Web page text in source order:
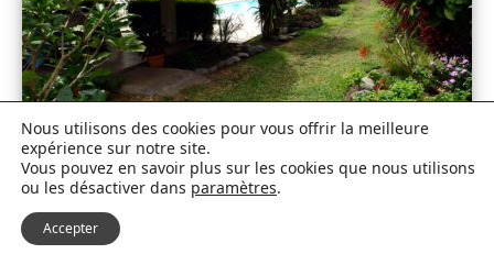
Écolodge Punaauia Pension de la
Nous utilisons des cookies pour vous offrir la meilleure
expérience sur notre site.
Vous pouvez en savoir plus sur les cookies que nous utilisons
ou les désactiver dans paramètres.
Accepter